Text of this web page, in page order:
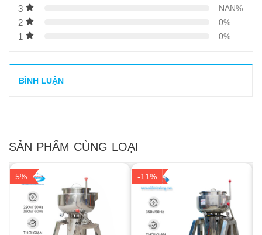
3 NAN%
2 0%
1 0%
BÌNH LUẬN
SẢN PHẨM CÙNG LOẠI
5% -11%